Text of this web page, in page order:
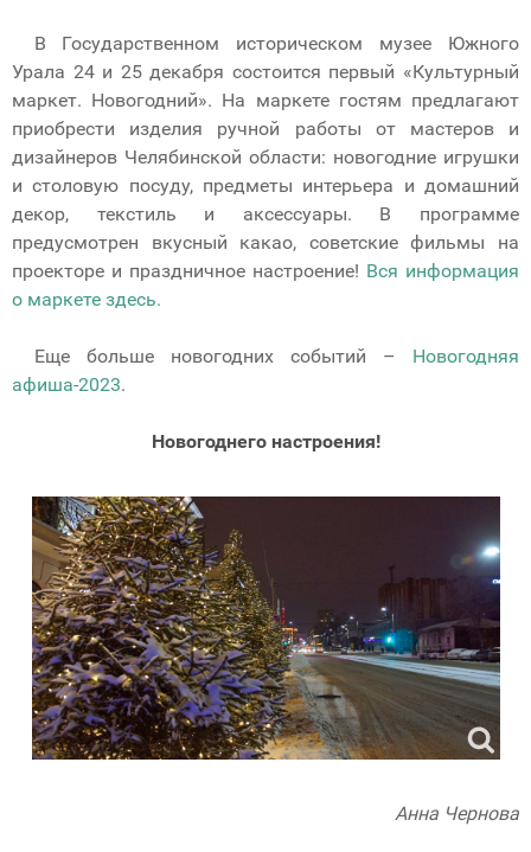
В Государственном историческом музее Южного
Урала 24 и 25 декабря состоится первый «Культурный
маркет. Новогодний». На маркете гостям предлагают
приобрести изделия ручной работы от мастеров и
дизайнеров Челябинской области: новогодние игрушки
и столовую посуду, предметы интерьера и домашний
декор, текстиль и аксессуары. В программе
предусмотрен вкусный какао, советские фильмы на
проекторе и праздничное настроение! Вся информация
о маркете здесь.
Еще больше новогодних событий – Новогодняя
афиша-2023.
Новогоднего настроения!
Анна Чернова